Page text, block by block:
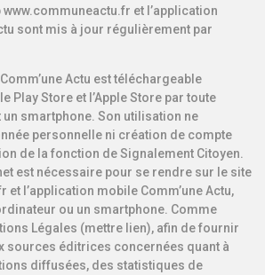
www.communeactu.fr et l’application
sont mis à jour régulièrement par
Actu est téléchargeable
Play Store et l’Apple Store par toute
smartphone. Son utilisation ne
personnelle ni création de compte
de la fonction de Signalement Citoyen.
est nécessaire pour se rendre sur le site
et l’application mobile Comm’une Actu,
ou un smartphone. Comme
Légales (mettre lien), afin de fournir
sources éditrices concernées quant à
diffusées, des statistiques de